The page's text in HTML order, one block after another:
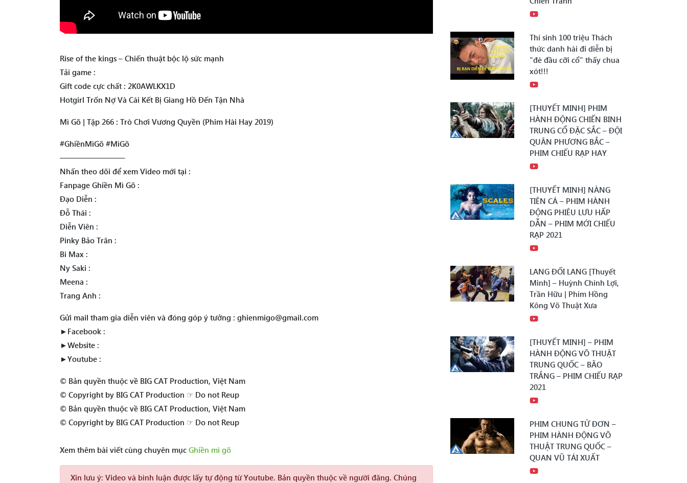
Rise of the kings – Chiến thuật bộc lộ sức mạnh
Tải game :
Gift code cực chất : 2K0AWLKX1D
Hotgirl Trốn Nợ Và Cái Kết Bị Giang Hồ Đến Tận Nhà
Mì Gõ | Tập 266 : Trò Chơi Vương Quyền (Phim Hài Hay 2019)
#GhiềnMìGõ #MìGõ
————————–
Nhấn theo dõi để xem Video mới tại :
Fanpage Ghiền Mì Gõ :
Đạo Diễn :
Đỗ Thái :
Diễn Viên :
Pinky Bảo Trân :
Bi Max :
Ny Saki :
Meena :
Trang Anh :
Gửi mail tham gia diễn viên và đóng góp ý tưởng : ghienmigo@gmail.com
►Facebook :
►Website :
►Youtube :
© Bản quyền thuộc về BIG CAT Production, Việt Nam
© Copyright by BIG CAT Production ☞ Do not Reup
© Bản quyền thuộc về BIG CAT Production, Việt Nam
© Copyright by BIG CAT Production ☞ Do not Reup
Xem thêm bài viết cùng chuyên mục Ghiền mì gõ
Xin lưu ý: Video và bình luận được lấy tự động từ Youtube. Bản quyền thuộc về người đăng. Chúng
Thí sinh 100 triệu Thách
thức danh hài đi diễn bị
"đè đầu cỡi cổ" thấy chua
xót!!!
[THUYẾT MINH] PHIM
HÀNH ĐỘNG CHIẾN BINH
TRUNG CỔ ĐẶC SẮC – ĐỘI
QUÂN PHƯƠNG BẮC –
PHIM CHIẾU RẠP HAY
[THUYẾT MINH] NÀNG
TIÊN CÁ – PHIM HÀNH
ĐỘNG PHIÊU LƯU HẤP
DẪN – PHIM MỚI CHIẾU
RẠP 2021
LANG ĐỐI LANG [Thuyết
Minh] – Huỳnh Chính Lợi,
Trần Hữu | Phim Hồng
Kông Võ Thuật Xưa
[THUYẾT MINH] – PHIM
HÀNH ĐỘNG VÕ THUẬT
TRUNG QUỐC – BÃO
TRẮNG – PHIM CHIẾU RẠP
2021
PHIM CHUNG TỬ ĐƠN –
PHIM HÀNH ĐỘNG VÕ
THUẬT TRUNG QUỐC –
QUAN VŨ TÁI XUẤT